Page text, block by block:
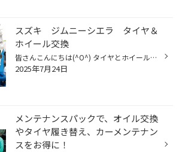
スズキ ジムニーシエラ タイヤ＆
ホイール交換
皆さんこんにちは(^O^) タイヤとホイールのセット交換のご案内です(^^)/ 紹介する車両は 『スズキ ジムニーシエラ』です(^_^)/ 交換前のタイヤ＆ホイールは 納車して間もないとの事で スズキの純正ホイールが装着されていました。 今回装着したタイヤとホイールは 『ブリヂストン デューラーA/T 002...
2025年7月24日
メンテナンスパックで、オイル交換
やタイヤ履き替え、カーメンテナン
スをお得に！